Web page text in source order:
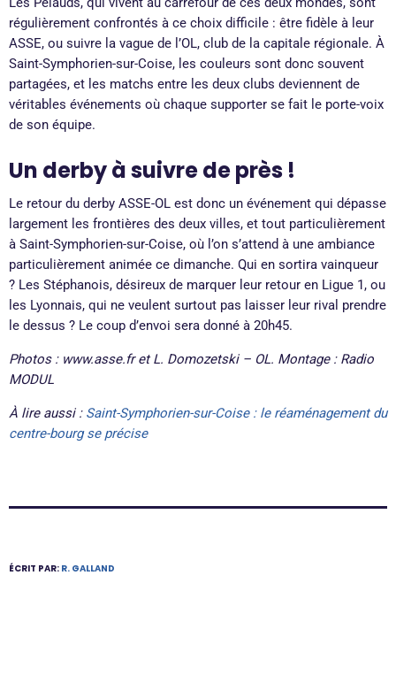
régulièrement confrontés à ce choix difficile : être fidèle à leur
ASSE, ou suivre la vague de l’OL, club de la capitale régionale. À
Saint-Symphorien-sur-Coise, les couleurs sont donc souvent
partagées, et les matchs entre les deux clubs deviennent de
véritables événements où chaque supporter se fait le porte-voix
de son équipe.
Un derby à suivre de près !
Le retour du derby ASSE-OL est donc un événement qui dépasse
largement les frontières des deux villes, et tout particulièrement
à Saint-Symphorien-sur-Coise, où l’on s’attend à une ambiance
particulièrement animée ce dimanche. Qui en sortira vainqueur
? Les Stéphanois, désireux de marquer leur retour en Ligue 1, ou
les Lyonnais, qui ne veulent surtout pas laisser leur rival prendre
le dessus ? Le coup d’envoi sera donné à 20h45.
Photos : www.asse.fr et L. Domozetski – OL. Montage : Radio
MODUL
À lire aussi : Saint-Symphorien-sur-Coise : le réaménagement du
centre-bourg se précise
ÉCRIT PAR: R. GALLAND